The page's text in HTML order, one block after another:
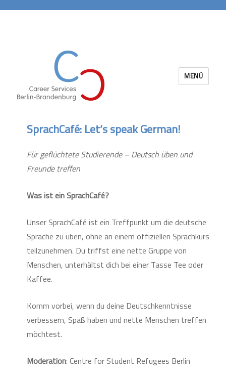
MENÜ
SprachCafé: Let’s speak German!
Für geflüchtete Studierende – Deutsch üben und
Freunde treffen
Was ist ein SprachCafé?
Unser SprachCafé ist ein Treffpunkt um die deutsche
Sprache zu üben, ohne an einem offiziellen Sprachkurs
teilzunehmen. Du triffst eine nette Gruppe von
Menschen, unterhältst dich bei einer Tasse Tee oder
Kaffee.
Komm vorbei, wenn du deine Deutschkenntnisse
verbessern, Spaß haben und nette Menschen treffen
möchtest.
Moderation: Centre for Student Refugees Berlin